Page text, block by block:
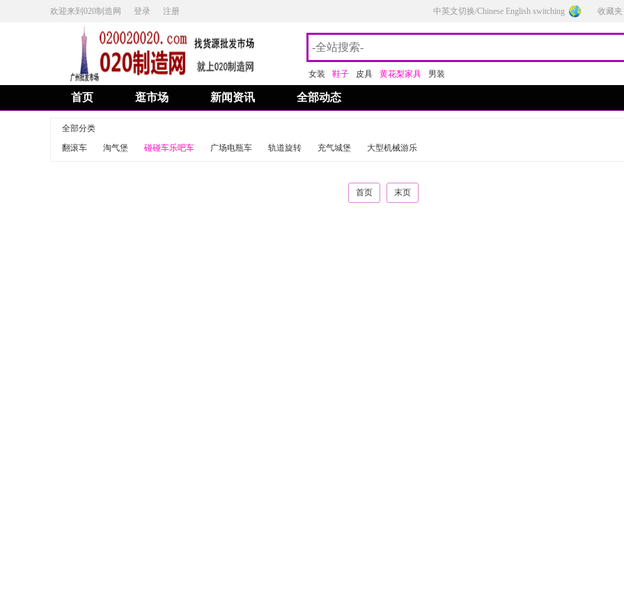
欢迎来到020制造网 登录 注册 中英文切换/Chinese English switching 收藏夹
女装 鞋子 皮具 黄花梨家具 男装
首页 逛市场 新闻资讯 全部动态
全部分类
翻滚车
淘气堡 碰碰车乐吧车 广场电瓶车 轨道旋转 充气城堡 大型机械游乐
首页 末页